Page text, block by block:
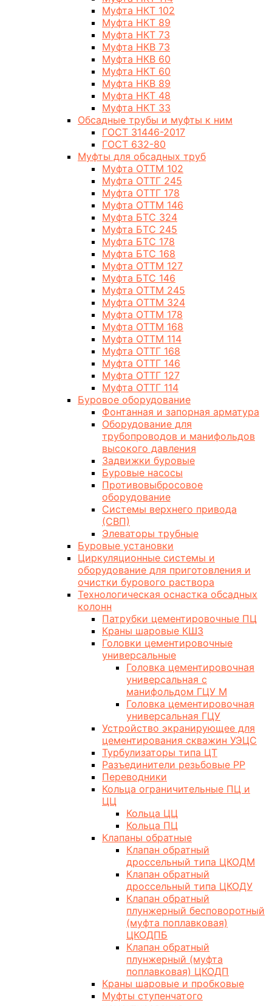
Муфта НКТ 102
Муфта НКТ 89
Муфта НКТ 73
Муфта НКВ 73
Муфта НКВ 60
Муфта НКТ 60
Муфта НКВ 89
Муфта НКТ 48
Муфта НКТ 33
Обсадные трубы и муфты к ним
ГОСТ 31446-2017
ГОСТ 632-80
Муфты для обсадных труб
Муфта ОТТМ 102
Муфта ОТТГ 245
Муфта ОТТГ 178
Муфта ОТТМ 146
Муфта БТС 324
Муфта БТС 245
Муфта БТС 178
Муфта БТС 168
Муфта ОТТМ 127
Муфта БТС 146
Муфта ОТТМ 245
Муфта ОТТМ 324
Муфта ОТТМ 178
Муфта ОТТМ 168
Муфта ОТТМ 114
Муфта ОТТГ 168
Муфта ОТТГ 146
Муфта ОТТГ 127
Муфта ОТТГ 114
Буровое оборудование
Фонтанная и запорная арматура
Оборудование для
трубопроводов и манифольдов
высокого давления
Задвижки буровые
Буровые насосы
Противовыбросовое
оборудование
Системы верхнего привода
(СВП)
Элеваторы трубные
Буровые установки
Циркуляционные системы и
оборудование для приготовления и
очистки бурового раствора
Технологическая оснастка обсадных
колонн
Патрубки цементировочные ПЦ
Краны шаровые КШЗ
Головки цементировочные
универсальные
Головка цементировочная
универсальная с
манифольдом ГЦУ М
Головка цементировочная
универсальная ГЦУ
Устройство экранирующее для
цементирования скважин УЭЦС
Турбулизаторы типа ЦТ
Разъединители резьбовые РР
Переводники
Кольца ограничительные ПЦ и
ЦЦ
Кольца ЦЦ
Кольца ПЦ
Клапаны обратные
Клапан обратный
дроссельный типа ЦКОДМ
Клапан обратный
дроссельный типа ЦКОДУ
Клапан обратный
плунжерный бесповоротный
(муфта поплавковая)
ЦКОДПБ
Клапан обратный
плунжерный (муфта
поплавковая) ЦКОДП
Краны шаровые и пробковые
Муфты ступенчатого